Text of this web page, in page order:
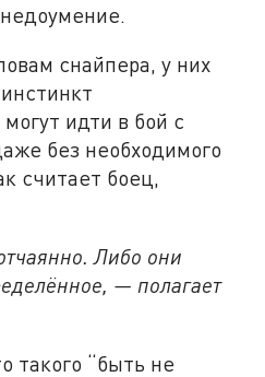
снайпера, у них
идти в бой с
без необходимого
считает боец,
Либо они
— полагает
такого “быть не